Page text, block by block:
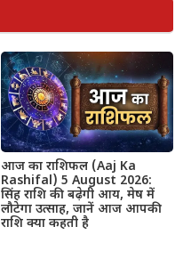
आज का राशिफल (Aaj Ka
Rashifal) 5 August 2026:
सिंह राशि की बढ़ेगी आय, मेष में
लौटेगा उत्साह, जानें आज आपकी
राशि क्या कहती है